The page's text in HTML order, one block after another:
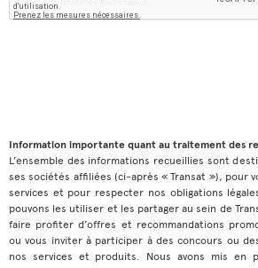
Information importante quant au traitement des
L’ensemble des informations recueillies sont
ses sociétés affiliées (ci-après « Transat »), pour
services et pour respecter nos obligations
pouvons les utiliser et les partager au sein de
faire profiter d’offres et recommandations
ou vous inviter à participer à des concours ou
nos services et produits. Nous avons mis en